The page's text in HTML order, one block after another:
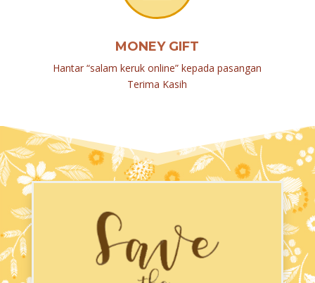
MONEY GIFT
Hantar “salam keruk online” kepada pasangan
Terima Kasih